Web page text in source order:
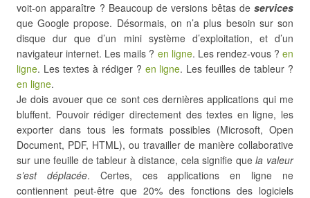
voit-on apparaître ? Beaucoup de versions bêtas de services
que Google propose. Désormais, on n’a plus besoin sur son
disque dur que d’un mini système d’exploitation, et d’un
navigateur internet. Les mails ? en ligne. Les rendez-vous ?en
ligne. Les textes à rédiger ? en ligne. Les feuilles de tableur ?
en ligne.
Je dois avouer que ce sont ces dernières applications qui me
bluffent. Pouvoir rédiger directement des textes en ligne, les
exporter dans tous les formats possibles (Microsoft, Open
Document, PDF, HTML), ou travailler de manière collaborative
sur une feuille de tableur à distance, cela signifie quela valeur
s’est déplacée. Certes, ces applications en ligne ne
contiennent peut-être que 20% des fonctions des logiciels